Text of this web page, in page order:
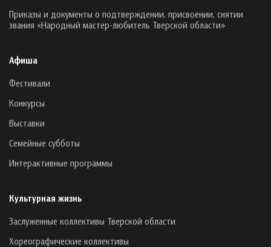
Приказы и документы о подтверждении, присвоении, снятии
звания «Народный мастер-любитель Тверской области»
Афиша
Фестивали
Конкурсы
Выставки
Семейные субботы
Интерактивные программы
Культурная жизнь
Заслуженные коллективы Тверской области
Хореографические коллективы